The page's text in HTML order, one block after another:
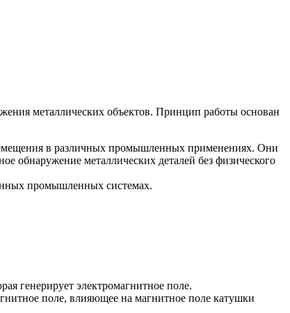
металлических объектов. Принцип работы основан
в различных промышленных применениях. Они
обнаружение металлических деталей без физического
промышленных системах.
генерирует электромагнитное поле.
поле, влияющее на магнитное поле катушки